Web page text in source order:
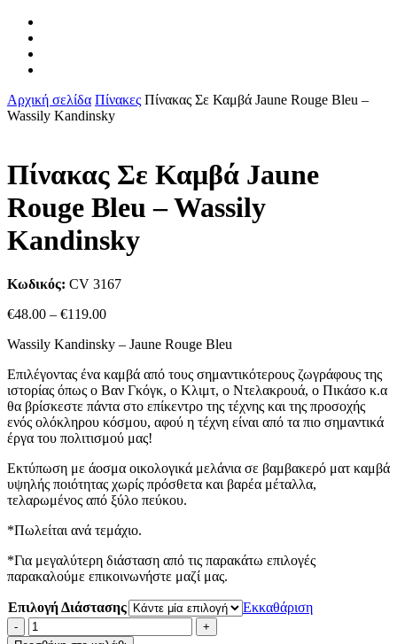
Αρχική σελίδα Πίνακες Πίνακας Σε Καμβά Jaune Rouge Bleu –
Wassily Kandinsky
Πίνακας Σε Καμβά Jaune
Rouge Bleu – Wassily
Kandinsky
Κωδικός: CV 3167
€48.00 – €119.00Price
€48.00
€119.00
Wassily Kandinsky – Jaune Rouge Bleu
Επιλέγοντας ένα καμβά από τους σημαντικότερους ζωγράφους της
ιστορίας όπως ο Βαν Γκόγκ, ο Κλιμτ, ο Ντελακρουά, ο Πικάσο κ.α
θα βρίσκεστε πάντα στο επίκεντρο της τέχνης και της προσοχής
ενός ολόκληρου κόσμου, αφού η τέχνη είναι από τα πιο σημαντικά
έργα του πολιτισμού μας!
Εκτύπωση με άοσμα οικολογικά μελάνια σε βαμβακερό ματ καμβά
υψηλής ποιότητας χωρίς πρόσθετα και βαρέα μέταλλα,
τελαρωμένος από ξύλο πεύκου.
*Πωλείται ανά τεμάχιο.
*Για μεγαλύτερη διάσταση από τις παρακάτω επιλογές
παρακαλούμε επικοινωνήστε μαζί μας.
Επιλογή Διάστασης
Εκκαθάριση
Πίνακας
Σε